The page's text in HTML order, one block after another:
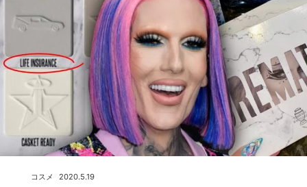
2020.5.19
コスメ